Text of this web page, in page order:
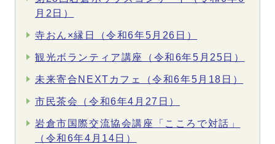
月2日）
寺おん×縁日（令和6年5月26日）
観光ボランティア講座（令和6年5月25日）
未来寄合NEXTカフェ（令和6年5月18日）
市民茶会（令和6年4月27日）
岩倉市国際交流協会講座「こころで対話」
（令和6年4月14日）